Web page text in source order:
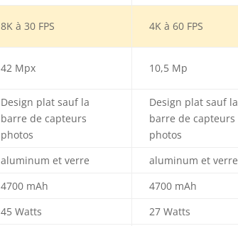
8K à 30 FPS 4K à 60 FPS
42 Mpx 10,5 Mp
Design plat sauf la
barre de capteurs
photos
Design plat sauf la
barre de capteurs
photos
aluminum et verre aluminum et verre
4700 mAh 4700 mAh
45 Watts 27 Watts